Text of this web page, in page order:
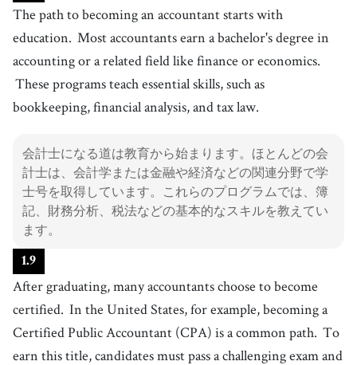
The path to becoming an accountant starts with
education. Most accountants earn a bachelor's degree in
accounting or a related field like finance or economics.
These programs teach essential skills, such as
bookkeeping, financial analysis, and tax law.
会計士になる道は教育から始まります。ほとんどの会
計士は、会計学または金融や経済などの関連分野で学
士号を取得しています。これらのプログラムでは、簿
記、財務分析、税法などの基本的なスキルを教えてい
ます。
1.9
After graduating, many accountants choose to become
certified. In the United States, for example, becoming a
Certified Public Accountant (CPA) is a common path. To
earn this title, candidates must pass a challenging exam and